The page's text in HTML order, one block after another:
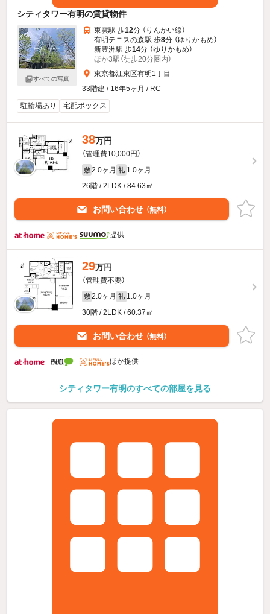
シティタワー有明の賃貸物件
すべての写真
東雲駅 歩12分 （りんかい線）
有明テニスの森駅 歩8分 （ゆりかもめ）
新豊洲駅 歩14分 （ゆりかもめ）
ほか3駅（徒歩20分圏内）
東京都江東区有明1丁目
33階建 / 16年5ヶ月 / RC
駐輪場あり
宅配ボックス
38万円
（管理費10,000円）
敷 2.0ヶ月 礼 1.0ヶ月
26階 / 2LDK / 84.63㎡
お問い合わせ （無料）
提供
29万円
（管理費不要）
敷 2.0ヶ月 礼 1.0ヶ月
30階 / 2LDK / 60.37㎡
お問い合わせ （無料）
ほか提供
シティタワー有明のすべての部屋を見る